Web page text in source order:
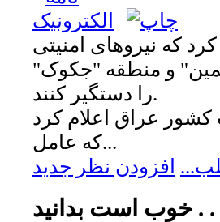
که نیروهای امنیتی
و منطقه "جکوک"
را دستگیر کنند.
کشور عراق اعلام کرد
که عامل...
افزودن نظر جدید
. . . .